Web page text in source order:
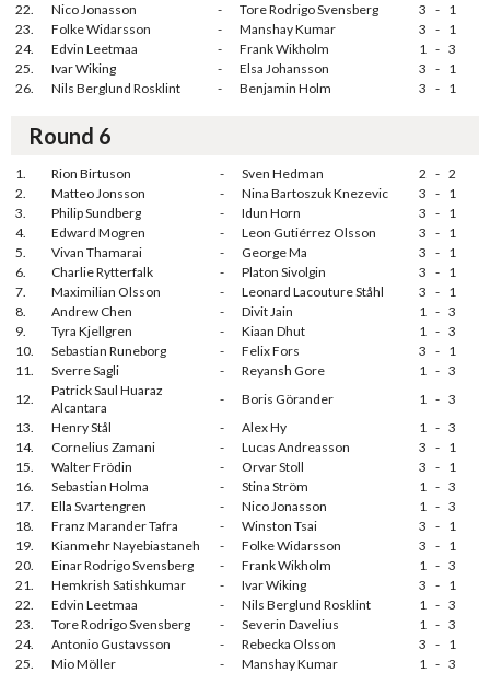
22.
Nico Jonasson - Tore Rodrigo Svensberg 3 - 1
23.
Folke Widarsson - Manshay Kumar 3 - 1
24.
Edvin Leetmaa - Frank Wikholm 1 - 3
25.
Ivar Wiking - Elsa Johansson 3 - 1
26.
Nils Berglund Rosklint - Benjamin Holm 3 - 1
Round 6
1. Rion Birtuson - Sven Hedman 2 - 2
2.
Matteo Jonsson - Nina Bartoszuk Knezevic 3 - 1
3.
Philip Sundberg - Idun Horn 3 - 1
4.
Edward Mogren - Leon Gutiérrez Olsson 3 - 1
5.
Vivan Thamarai - George Ma 3 - 1
6.
Charlie Rytterfalk - Platon Sivolgin 3 - 1
7.
Maximilian Olsson - Leonard Lacouture Ståhl 3 - 1
8.
Andrew Chen - Divit Jain 1 - 3
9.
Tyra Kjellgren - Kiaan Dhut 1 - 3
10.
Sebastian Runeborg - Felix Fors 3 - 1
11.
Sverre Sagli - Reyansh Gore 1 - 3
12.
Patrick Saul Huaraz
Alcantara
- Boris Görander 1 - 3
13.
Henry Stål - Alex Hy 1 - 3
14.
Cornelius Zamani - Lucas Andreasson 3 - 1
15.
Walter Frödin - Orvar Stoll 3 - 1
16.
Sebastian Holma - Stina Ström 1 - 3
17.
Ella Svartengren - Nico Jonasson 1 - 3
18.
Franz Marander Tafra - Winston Tsai 3 - 1
19.
Kianmehr Nayebiastaneh - Folke Widarsson 3 - 1
20.
Einar Rodrigo Svensberg - Frank Wikholm 1 - 3
21.
Hemkrish Satishkumar - Ivar Wiking 3 - 1
22.
Edvin Leetmaa - Nils Berglund Rosklint 1 - 3
23.
Tore Rodrigo Svensberg - Severin Davelius 1 - 3
24.
Antonio Gustavsson - Rebecka Olsson 3 - 1
25.
Mio Möller - Manshay Kumar 1 - 3